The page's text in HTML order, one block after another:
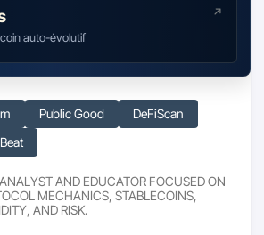
auto-évolutif
Public Good
DeFiScan
AND EDUCATOR FOCUSED ON
MECHANICS, STABLECOINS,
AND RISK.